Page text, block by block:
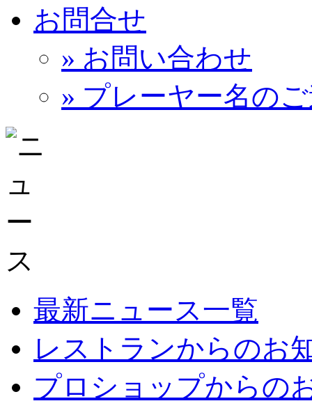
お問合せ
» お問い合わせ
» プレーヤー名の
最新ニュース一覧
レストランからのお
プロショップからの